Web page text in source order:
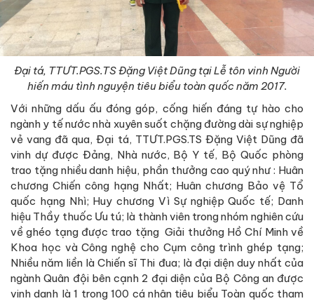
Đại tá, TTƯT.PGS.TS Đặng Việt Dũng tại Lễ tôn vinh Người
hiến máu tình nguyện tiêu biểu toàn quốc năm 2017.
Với những dấu ấu đóng góp, cống hiến đáng tự hào cho
ngành y tế nước nhà xuyên suốt chặng đường dài sự nghiệp
vẻ vang đã qua, Đại tá, TTƯT.PGS.TS Đặng Việt Dũng đã
vinh dự được Đảng, Nhà nước, Bộ Y tế, Bộ Quốc phòng
trao tặng nhiều danh hiệu, phần thưởng cao quý như : Huân
chương Chiến công hạng Nhất; Huân chương Bảo vệ Tổ
quốc hạng Nhì; Huy chương Vì Sự nghiệp Quốc tế; Danh
hiệu Thầy thuốc Ưu tú; là thành viên trong nhóm nghiên cứu
về ghéo tạng được trao tặng Giải thưởng Hồ Chí Minh về
Khoa học và Công nghệ cho Cụm công trình ghép tạng;
Nhiều năm liền là Chiến sĩ Thi đua; là đại diện duy nhất của
ngành Quân đội bên cạnh 2 đại diện của Bộ Công an được
vinh danh là 1 trong 100 cá nhân tiêu biểu Toàn quốc tham